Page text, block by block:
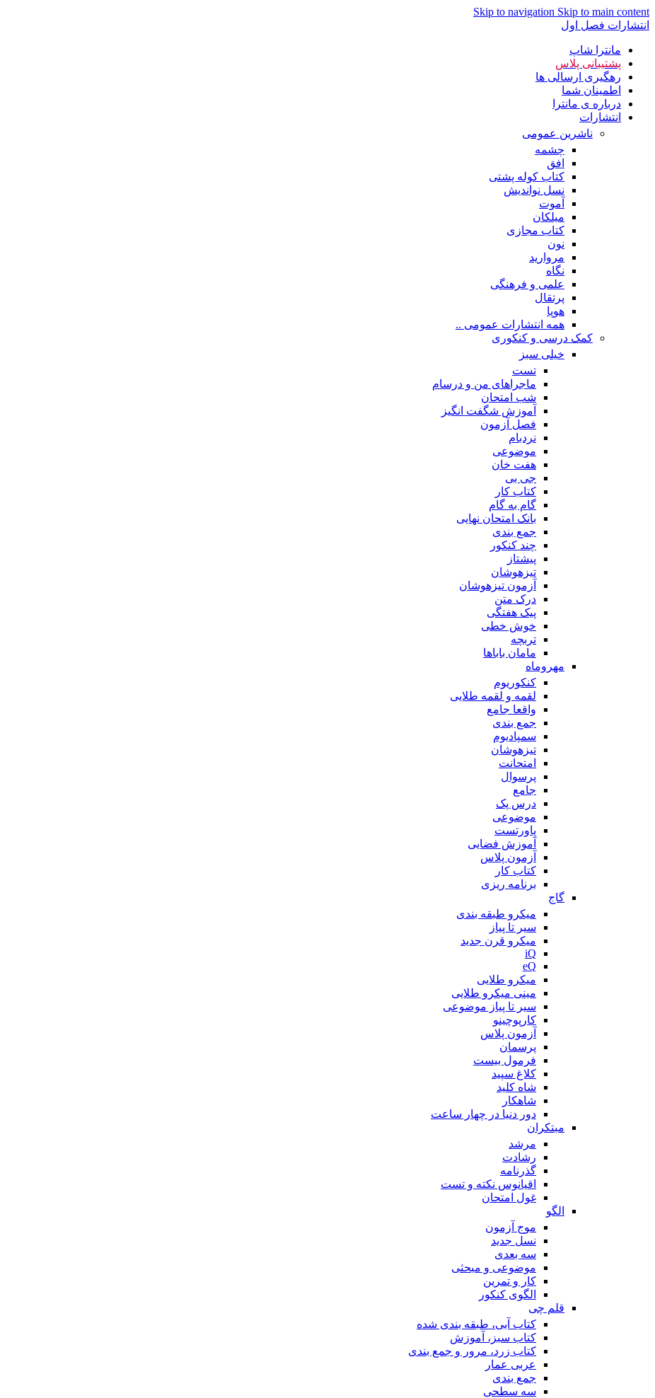
Skip to navigation Skip to main content
انتشارات فصل اول
مانترا شاپ
پشتیبانی پلاس
رهگیری ارسالی ها
اطمینان شما
درباره ی مانترا
انتشارات
ناشرین عمومی
چشمه
افق
کتاب کوله پشتی
نسل نواندیش
آموت
میلکان
کتاب مجازی
نون
مروارید
نگاه
علمی و فرهنگی
پرتقال
هوپا
همه انتشارات عمومی ..
کمک درسی و کنکوری
خیلی سبز
تست
ماجراهای من و درسام
شب امتحان
آموزش شگفت انگیز
فصل آزمون
نردبام
موضوعی
هفت خان
جی بی
کتاب کار
گام به گام
بانک امتحان نهایی
جمع بندی
چند کنکور
پیشتاز
تیزهوشان
آزمون تیزهوشان
درک متن
پیک هفتگی
خوش خطی
تربچه
مامان باباها
مهروماه
کنکوریوم
لقمه و لقمه طلایی
واقعا جامع
جمع بندی
سمپادیوم
تیزهوشان
امتحانت
پرسوال
جامع
درس پک
موضوعی
پاورتست
آموزش فضایی
آزمون پلاس
کتاب کار
برنامه ریزی
گاج
میکرو طبقه بندی
سیر تا پیاز
میکرو قرن جدید
iQ
eQ
میکرو طلایی
مینی میکرو طلایی
سیر تا پیاز موضوعی
کارپوچینو
آزمون پلاس
پرسمان
فرمول بیست
کلاغ سپید
شاه کلید
شاهکار
دور دنیا در چهار ساعت
مبتکران
مرشد
رشادت
گذرنامه
اقیانوس نکته و تست
غول امتحان
الگو
موج آزمون
نسل جدید
سه بعدی
موضوعی و مبحثی
کار و تمرین
الگوی کنکور
قلم چی
کتاب آبی، طبقه بندی شده
کتاب سبز، آموزش
کتاب زرد، مرور و جمع بندی
عربی عمار
جمع بندی
سه سطحی